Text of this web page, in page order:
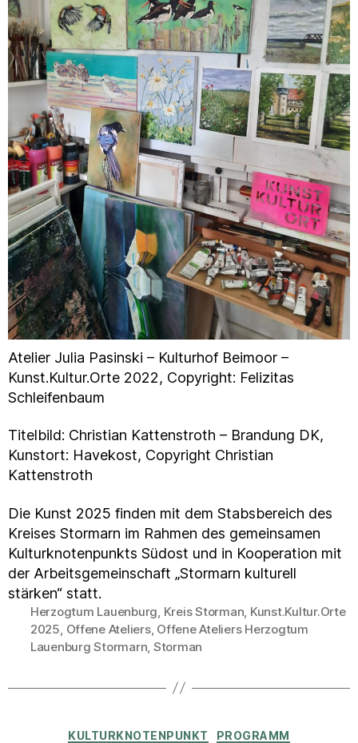
Atelier Julia Pasinski – Kulturhof Beimoor –
Kunst.Kultur.Orte 2022, Copyright: Felizitas
Schleifenbaum
Titelbild: Christian Kattenstroth – Brandung DK,
Kunstort: Havekost, Copyright Christian
Kattenstroth
Die Kunst 2025 finden mit dem Stabsbereich des
Kreises Stormarn im Rahmen des gemeinsamen
Kulturknotenpunkts Südost und in Kooperation mit
der Arbeitsgemeinschaft „Stormarn kulturell
stärken“ statt.
Schlagwörter
Herzogtum Lauenburg, Kreis Storman, Kunst.Kultur.Orte
2025, Offene Ateliers, Offene Ateliers Herzogtum
Lauenburg Stormarn, Storman
Kategorien
KULTURKNOTENPUNKT
PROGRAMM